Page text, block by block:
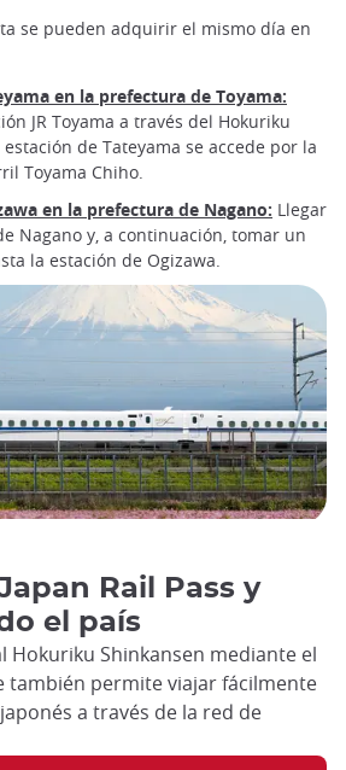
se pueden adquirir el mismo día en
en la prefectura de Toyama:
JR Toyama a través del Hokuriku
de Tateyama se accede por la
Toyama Chiho.
en la prefectura de Nagano: Llegar
Nagano y, a continuación, tomar un
la estación de Ogizawa.
Rail Pass y
el país
Hokuriku Shinkansen mediante el
también permite viajar fácilmente
a través de la red de